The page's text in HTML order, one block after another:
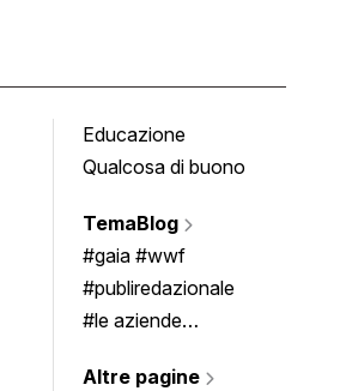
Educazione
Qualcosa di buono
TemaBlog
#gaia #wwf
#publiredazionale
#le aziende
Altre pagine